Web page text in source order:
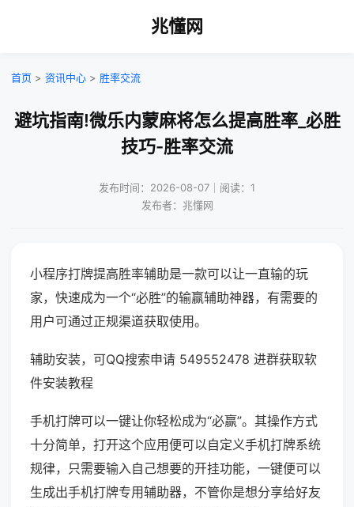
兆懂网
首页 > 资讯中心 > 胜率交流
避坑指南!微乐内蒙麻将怎么提高胜率_必胜
技巧-胜率交流
发布时间：2026-08-07｜阅读：1
发布者：兆懂网
小程序打牌提高胜率辅助是一款可以让一直输的玩
家，快速成为一个“必胜”的输赢辅助神器，有需要的
用户可通过正规渠道获取使用。
辅助安装，可QQ搜索申请 549552478 进群获取软
件安装教程
手机打牌可以一键让你轻松成为“必赢”。其操作方式
十分简单，打开这个应用便可以自定义手机打牌系统
规律，只需要输入自己想要的开挂功能，一键便可以
生成出手机打牌专用辅助器，不管你是想分享给好友